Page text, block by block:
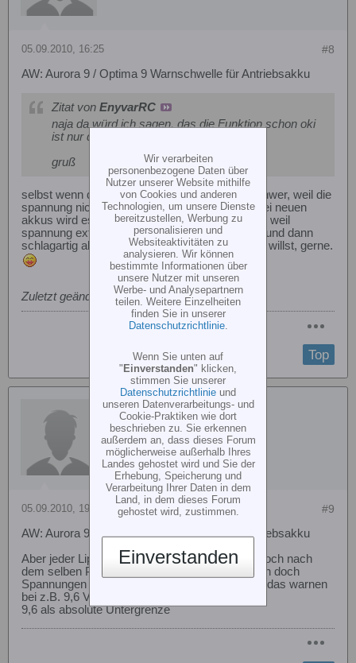
#8
05.09.2010, 16:25
AW: Aurora 9 / Optima 9 Warnschwelle für Antriebsakku
Zitat von EnyvarRC
naja da würd ich sagen, das die Funktion schon oki
ist nur deine Akkus nicht gerade :-)
gruß
selbst wenn du 5x das gleiche akku wird es schwer, weil die
spannung nicht geradlienig abfällt. besonders bei neuen
akkus wird es kaum möglich danach zu fliegen, weil
spannung extrem lange konstant gehalten wird und dann
schlagartig abfällt. aber wenn du danach fliegen willst, gerne.
Zuletzt geändert vonGast;05.09.2010, 16:28
Top
J.Bieber
#9
05.09.2010, 19:21
AW: Aurora 9 / Optima 9 Warnschwelle für Antriebsakku
Aber jeder Lipowarner/Piepser/Blitzer arbeitet doch nach
dem selben Prinzip, Auch in Reglern lassen sich doch
Spannungen einstellen. Warum geht dann nicht das warnen
bei z.B. 9,6 Volt korrekt.?
9,6 als absolute Untergrenze
Wir verarbeiten
personenbezogene Daten über
Nutzer unserer Website mithilfe
von Cookies und anderen
Technologien, um unsere Dienste
bereitzustellen, Werbung zu
personalisieren und
Websiteaktivitäten zu
analysieren. Wir können
bestimmte Informationen über
unsere Nutzer mit unseren
Werbe- und Analysepartnern
teilen. Weitere Einzelheiten
finden Sie in unserer
Datenschutzrichtlinie.
Wenn Sie unten auf
"Einverstanden" klicken,
stimmen Sie unserer
Datenschutzrichtlinie und
unseren Datenverarbeitungs- und
Cookie-Praktiken wie dort
beschrieben zu. Sie erkennen
außerdem an, dass dieses Forum
möglicherweise außerhalb Ihres
Landes gehostet wird und Sie der
Erhebung, Speicherung und
Verarbeitung Ihrer Daten in dem
Land, in dem dieses Forum
gehostet wird, zustimmen.
Einverstanden